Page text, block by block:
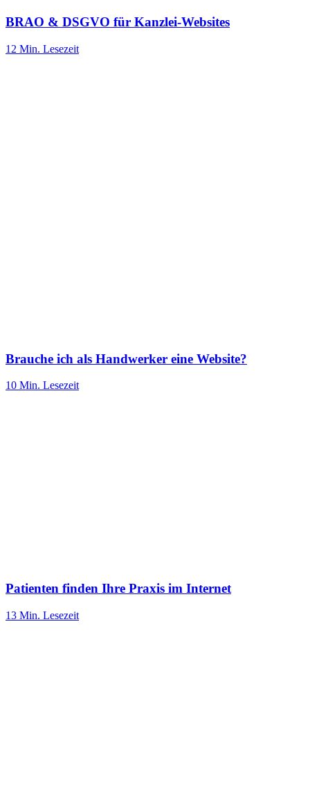
BRAO & DSGVO für Kanzlei-Websites
12 Min. Lesezeit
Brauche ich als Handwerker eine Website?
10 Min. Lesezeit
Patienten finden Ihre Praxis im Internet
13 Min. Lesezeit